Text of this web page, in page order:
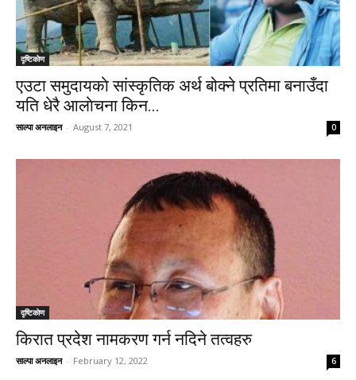
दृष्टिकाेण
एउटा समुदायकाे सांस्कृतिक अर्थ बोक्ने प्रतिमा बनाउँदा
यति धेरै आलाेचना किन...
साल्पा अनलाइन - August 7, 2021 0
दृष्टिकाेण
किरात प्रदेश नामकरण गर्न नदिने तत्वहरु
साल्पा अनलाइन - February 12, 2022 6